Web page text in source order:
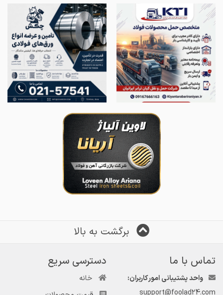
برگشت به بالا
تماس با ما
واحد پشتیبانی امور کاربران:
support@foolad24.com
دسترسی سریع
خانه